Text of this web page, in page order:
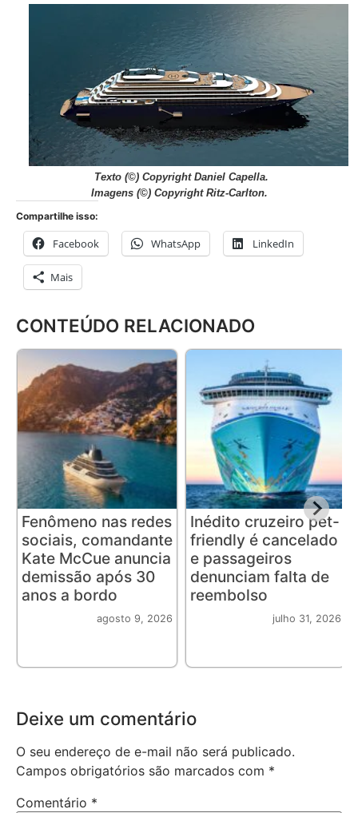
Texto (©) Copyright Daniel Capella.
Imagens (©) Copyright Ritz-Carlton.
Compartilhe isso:
Facebook WhatsApp LinkedIn
Mais
CONTEÚDO RELACIONADO
Fenômeno nas redes
sociais, comandante
Kate McCue anuncia
demissão após 30
anos a bordo
agosto 9, 2026
Inédito cruzeiro pet-
friendly é cancelado
e passageiros
denunciam falta de
reembolso
julho 31, 2026
Deixe um comentário
O seu endereço de e-mail não será publicado.
Campos obrigatórios são marcados com *
Comentário *